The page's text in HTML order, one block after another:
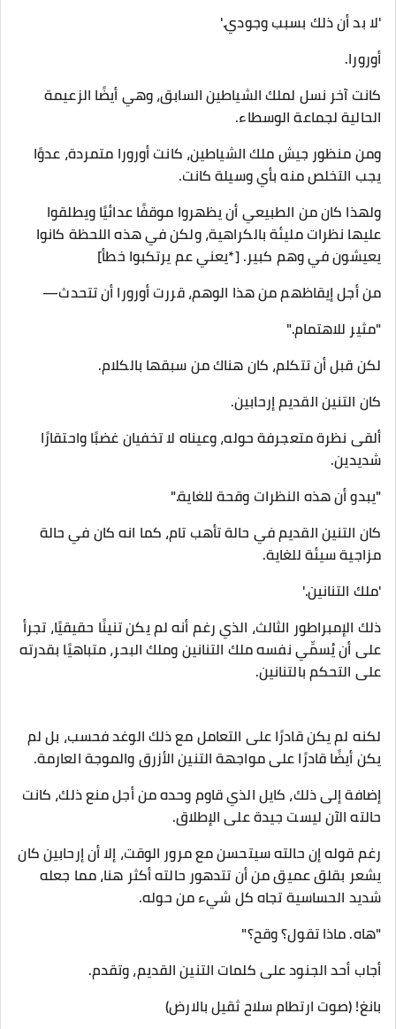
'لا بد أن ذلك بسبب وجودي.'
أورورا.
كانت آخر نسل لملك الشياطين السابق، وهي أيضًا الزعيمة
الحالية لجماعة الوسطاء.
ومن منظور جيش ملك الشياطين، كانت أورورا متمردة، عدوًا
يجب التخلص منه بأي وسيلة كانت.
ولهذا كان من الطبيعي أن يظهروا موقفًا عدائيًا ويطلقوا
عليها نظرات مليئة بالكراهية، ولكن في هذه اللحظة كانوا
يعيشون في وهم كبير. [*يعني عم يرتكبوا خطأ]
من أجل إيقاظهم من هذا الوهم، قررت أورورا أن تتحدث—
"مثير للاهتمام."
لكن قبل أن تتكلم، كان هناك من سبقها بالكلام.
كان التنين القديم إرحابين.
ألقى نظرة متعجرفة حوله، وعيناه لا تخفيان غضبًا واحتقارًا
شديدين.
"يبدو أن هذه النظرات وقحة للغاية."
كان التنين القديم في حالة تأهب تام، كما انه كان في حالة
مزاجية سيئة للغاية.
'ملك التنانين.'
ذلك الإمبراطور الثالث، الذي رغم أنه لم يكن تنينًا حقيقيًا، تجرأ
على أن يُسمِّي نفسه ملك التنانين وملك البحر، متباهيًا بقدرته
على التحكم بالتنانين.
لكنه لم يكن قادرًا على التعامل مع ذلك الوغد فحسب، بل لم
يكن أيضًا قادرًا على مواجهة التنين الأزرق والموجة العارمة.
إضافة إلى ذلك، كايل الذي قاوم وحده من أجل منع ذلك، كانت
حالته الآن ليست جيدة على الإطلاق.
رغم قوله إن حالته سيتحسن مع مرور الوقت، إلا أن إرحابين كان
يشعر بقلق عميق من أن تتدهور حالته أكثر هنا، مما جعله
شديد الحساسية تجاه كل شيء من حوله.
"هاه. ماذا تقول؟ وقح؟"
أجاب أحد الجنود على كلمات التنين القديم، وتقدم.
بانغ! (صوت ارتطام سلاح ثقيل بالارض)